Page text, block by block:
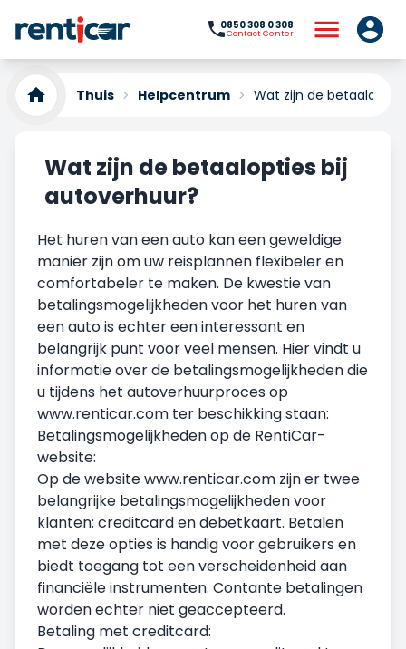
0850 308 0 308
Contact Center
Thuis Helpcentrum Wat zijn de
Wat zijn de betaalopties bij
autoverhuur?
Het huren van een auto kan een geweldige
manier zijn om uw reisplannen flexibeler en
comfortabeler te maken. De kwestie van
betalingsmogelijkheden voor het huren van
een auto is echter een interessant en
belangrijk punt voor veel mensen. Hier vindt u
informatie over de betalingsmogelijkheden die
u tijdens het autoverhuurproces op
www.renticar.com ter beschikking staan:
Betalingsmogelijkheden op de RentiCar-
website:
Op de website www.renticar.com zijn er twee
belangrijke betalingsmogelijkheden voor
klanten: creditcard en debetkaart. Betalen
met deze opties is handig voor gebruikers en
biedt toegang tot een verscheidenheid aan
financiële instrumenten. Contante betalingen
worden echter niet geaccepteerd.
Betaling met creditcard: